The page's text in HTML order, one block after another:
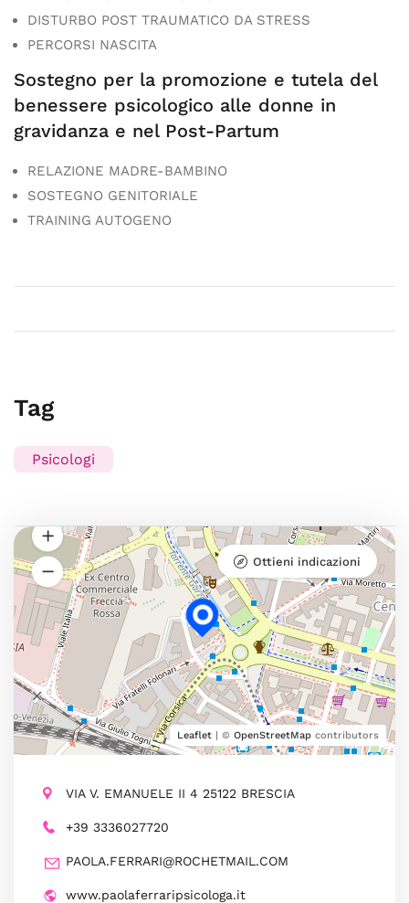
DISTURBO POST TRAUMATICO DA STRESS
PERCORSI NASCITA
Sostegno per la promozione e tutela del
benessere psicologico alle donne in
gravidanza e nel Post-Partum
RELAZIONE MADRE-BAMBINO
SOSTEGNO GENITORIALE
TRAINING AUTOGENO
Tag
Psicologi
Leaflet | © OpenStreetMap contributors
Ottieni indicazioni
VIA V. EMANUELE II 4 25122 BRESCIA
+39 3336027720
PAOLA.FERRARI@ROCHETMAIL.COM
www.paolaferraripsicologa.it